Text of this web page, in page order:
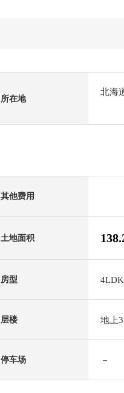
所在地
北海
其他费用
土地面积
房型 4LDK
层楼 地上
停车场 －